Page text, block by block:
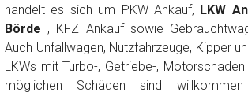
handelt es sich um PKW Ankauf, LKW
Börde , KFZ Ankauf sowie
Auch Unfallwagen, Nutzfahrzeuge, Kipper
LKWs mit Turbo-, Getriebe-,
möglichen Schäden sind